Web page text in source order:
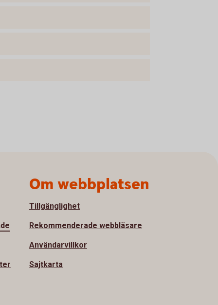
Om webbplatsen
Tillgänglighet
Rekommenderade webbläsare
Användarvillkor
Sajtkarta